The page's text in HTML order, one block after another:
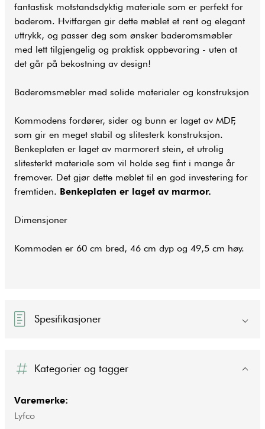
fantastisk motstandsdyktig materiale som er perfekt for
baderom. Hvitfargen gir dette møblet et rent og elegant
uttrykk, og passer deg som ønsker baderomsmøbler
med lett tilgjengelig og praktisk oppbevaring - uten at
det går på bekostning av design!
Baderomsmøbler med solide materialer og konstruksjon
Kommodens fordører, sider og bunn er laget av MDF,
som gir en meget stabil og slitesterk konstruksjon.
Benkeplaten er laget av marmorert stein, et utrolig
slitesterkt materiale som vil holde seg fint i mange år
fremover. Det gjør dette møblet til en god investering for
fremtiden. Benkeplaten er laget av marmor.
Dimensjoner
Kommoden er 60 cm bred, 46 cm dyp og 49,5 cm høy.
Spesifikasjoner
Kategorier og tagger
Varemerke:
Lyfco